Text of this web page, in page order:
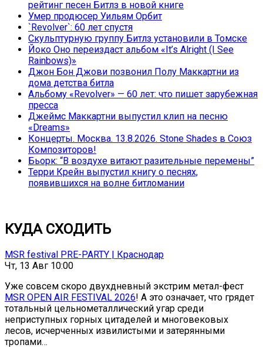
рейтинг песен Битлз в новой книге
Умер продюсер Уильям Орбит
`Revolver`: 60 лет спустя
Скульптурную группу Битлз установили в Томске
Йоко Оно переиздаст альбом «It’s Alright (I See
Rainbows)»
Джон Бон Джови позвонил Полу Маккартни из
дома детства битла
Альбому «Revolver» — 60 лет: что пишет зарубежная
пресса
Джеймс Маккартни выпустил клип на песню
«Dreams»
Концерты. Москва. 13.8.2026. Stone Shades в Союз
Композиторов!
Бьорк: “В воздухе витают разительные перемены”
Терри Крейн выпустил книгу о песнях,
появившихся на волне битломании
КУДА СХОДИТЬ
MSR festival PRE-PARTY | Краснодар
Чт, 13 Авг 10:00
Уже совсем скоро двухдневный экстрим метал-фест
MSR OPEN AIR FESTIVAL 2026! А это означает, что грядет
тотальный цельнометаллический угар среди
неприступных горных цитаделей и многовековых
лесов, исчерченных извилистыми и затерянными
тропами…